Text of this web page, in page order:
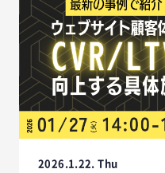
2026.1.22. Thu